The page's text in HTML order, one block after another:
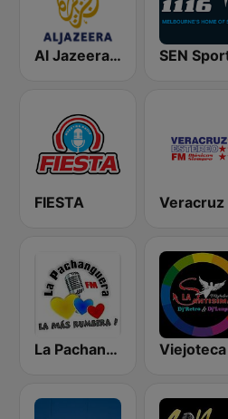
Al Jazeera Arabic (قناة الجزيرة)
FIESTA
La Pachanguera FM